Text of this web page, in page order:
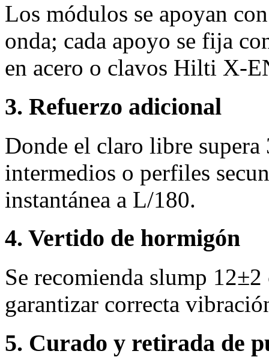
Los módulos se apoyan
onda; cada apoyo se fija
en acero o clavos Hilti
3. Refuerzo adicional
Donde el claro libre supera
intermedios o perfiles
instantánea a L/180.
4. Vertido de hormigón
Se recomienda slump
garantizar correcta
5. Curado y retirada de